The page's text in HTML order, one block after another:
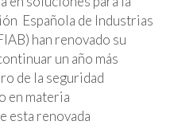
Española de Industrias
han renovado su
un año más
de la seguridad
en materia
esta renovada